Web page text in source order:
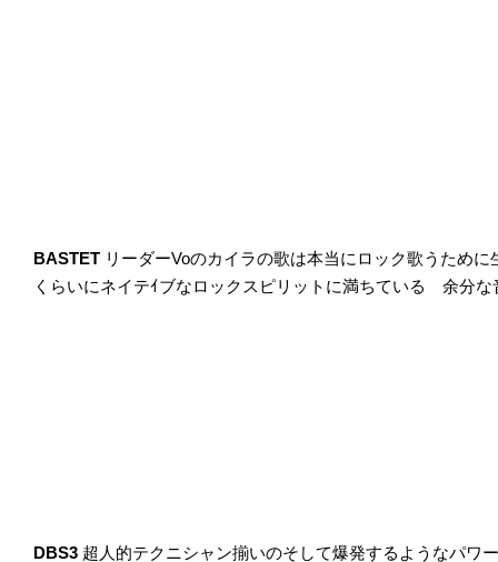
BASTET リーダーVoのカイラの歌は本当にロック歌うため
くらいにネイテｲブなロックスピリットに満ちている 余分
DBS3 超人的テクニシャン揃いのそして爆発するようなパワ